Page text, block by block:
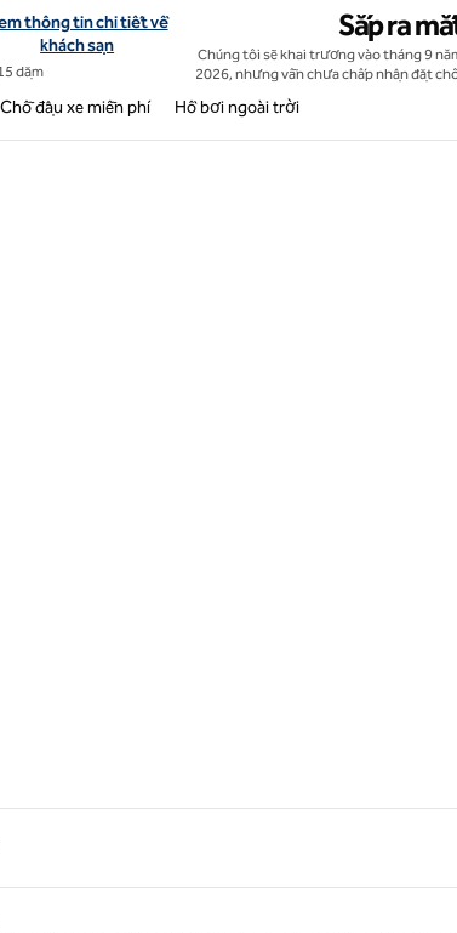
chi tiết khách sạn Tempo by Hilton Mesa Gallery Park
thông tin chi tiết về
khách sạn
dặm
Sắp ra
Chúng tôi sẽ khai trương vào tháng 9
2026, nhưng vẫn chưa chấp nhận đặt
Chỗ đậu xe miễn phí Hồ bơi ngoài trời
by Hilton
1